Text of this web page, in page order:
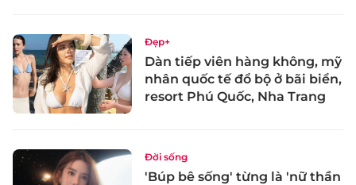
Đẹp+
Dàn tiếp viên hàng không, mỹ
nhân quốc tế đổ bộ ở bãi biển,
resort Phú Quốc, Nha Trang
Đời sống
'Búp bê sống' từng là 'nữ thần